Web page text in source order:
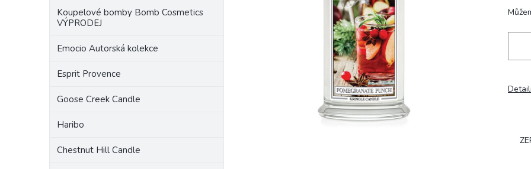
Koupelové bomby Bomb Cosmetics
VÝPRODEJ
Emocio Autorská kolekce
Esprit Provence
Goose Creek Candle
Haribo
Chestnut Hill Candle